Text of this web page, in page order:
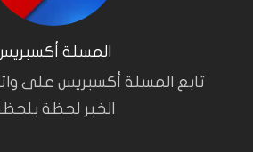
المسلة
تابع المسلة أكسبريس على
الخبر لحظة